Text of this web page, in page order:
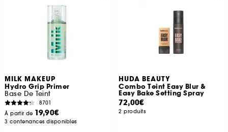
MILK MAKEUP
Hydro Grip Primer
Base De Teint
8701
À partir de 19,90€
3 contenances disponibles
HUDA BEAUTY
Combo Teint Easy Blur &
Easy Bake Setting Spray
72,00€
2 produits